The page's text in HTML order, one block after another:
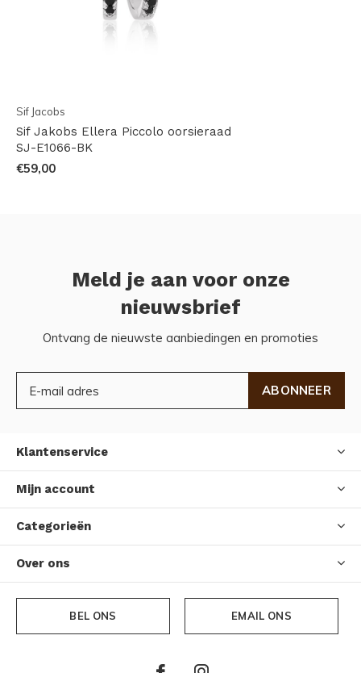
Sif Jacobs
Sif Jakobs Ellera Piccolo oorsieraad
SJ-E1066-BK
€59,00
Meld je aan voor onze
nieuwsbrief
Ontvang de nieuwste aanbiedingen en promoties
ABONNEER
Klantenservice
Mijn account
Categorieën
Over ons
BEL ONS EMAIL ONS